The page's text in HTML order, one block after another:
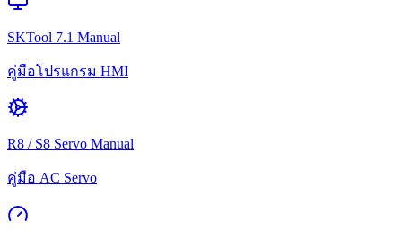
SKTool 7.1 Manual
คู่มือโปรแกรม HMI
R8 / S8 Servo Manual
คู่มือ AC Servo